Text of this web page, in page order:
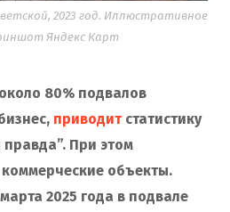
2023 год. Иллюстративное
Яндекс Карт
80% подвалов
приводитстатистику
правда”. При этом
объекты.
2025 года в подвале